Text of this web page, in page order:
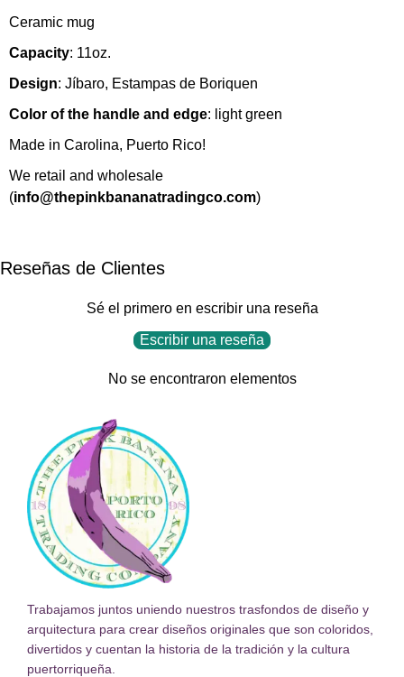
Ceramic mug
Capacity: 11oz.
Design: Jíbaro, Estampas de Boriquen
Color of the handle and edge: light green
Made in Carolina, Puerto Rico!
We retail and wholesale
(info@thepinkbananatradingco.com)
Reseñas de Clientes
Sé el primero en escribir una reseña
Escribir una reseña
No se encontraron elementos
Trabajamos juntos uniendo nuestros trasfondos de diseño y
arquitectura para crear diseños originales que son coloridos,
divertidos y cuentan la historia de la tradición y la cultura
puertorriqueña.